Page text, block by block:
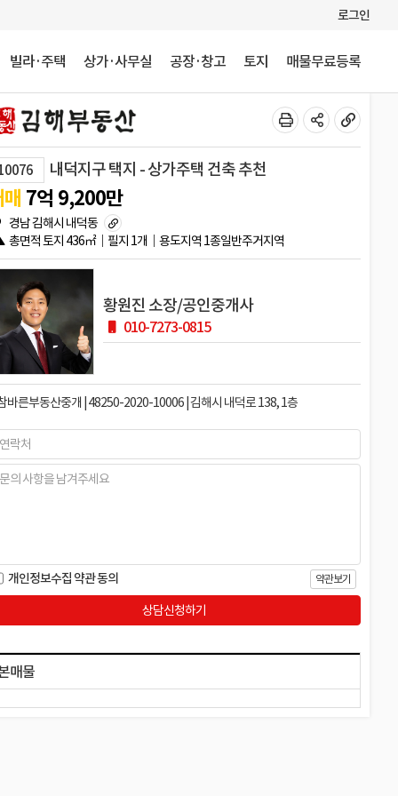
로그인
빌라·주택 상가·사무실 공장·창고 토지 매물무료등록
내덕지구 택지 - 상가주택 건축 추천
7억 9,200만
경남 김해시 내덕동
총면적토지 436㎡ 필지 1개 용도지역 1종일반주거지역
황원진 소장/공인중개사
010-7273-0815
바른부동산중개 | 48250-2020-10006 | 김해시 내덕로 138, 1층
개인정보수집 약관 동의 약관보기
상담신청하기
매물